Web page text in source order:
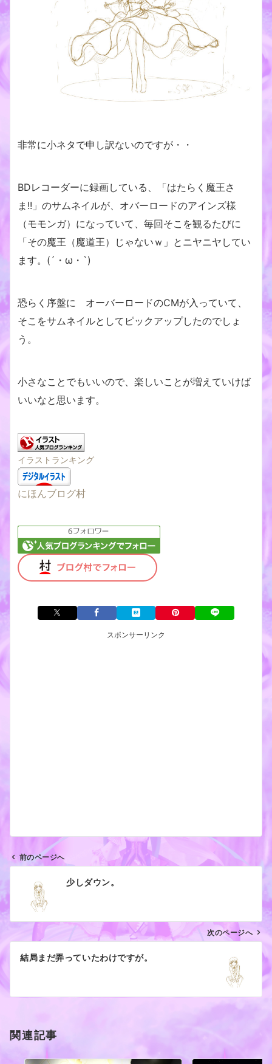
非常に小ネタで申し訳ないのですが・・
BDレコーダーに録画している、「はたらく魔王さ
ま!!」のサムネイルが、オバーロードのアインズ様
（モモンガ）になっていて、毎回そこを観るたびに
「その魔王（魔道王）じゃないｗ」とニヤニヤしてい
ます。(´・ω・`)
恐らく序盤に オーバーロードのCMが入っていて、
そこをサムネイルとしてピックアップしたのでしょ
う。
小さなことでもいいので、楽しいことが増えていけば
いいなと思います。
イラストランキング
にほんブログ村
スポンサーリンク
ビ
ン
前のページへ
少しダウン。
次のページへ
結局まだ弄っていたわけですが。
関連記事